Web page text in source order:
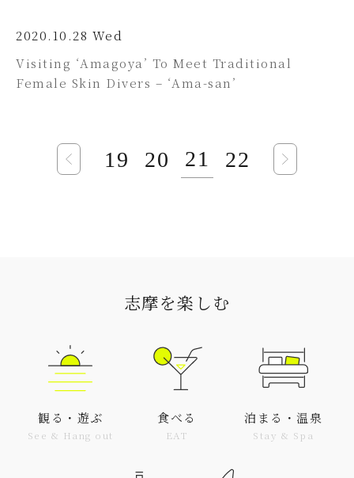
2020.10.28 Wed
Visiting ‘Amagoya’ To Meet Traditional
Female Skin Divers – ‘Ama-san’
19 20 21 22
志摩を楽しむ
観る・遊ぶ
See & Hang out
食べる
EAT
泊まる・温泉
Stay & Spa